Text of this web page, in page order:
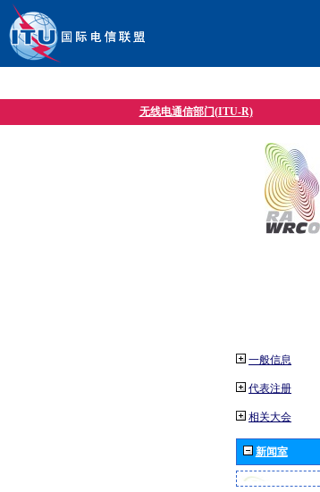
无线电通信部门(ITU-R)
一般信息
代表注册
相关大会
新闻室